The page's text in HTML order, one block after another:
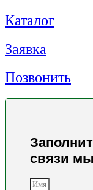
Каталог
Заявка
Позвонить
связи